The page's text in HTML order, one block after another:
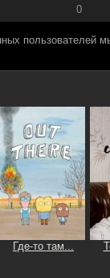
0
пользователей
Где-то там...